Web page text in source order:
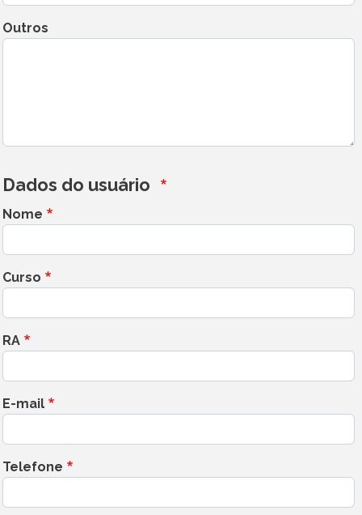
Outros
Dados do usuário
Nome
Curso
RA
E-mail
Telefone